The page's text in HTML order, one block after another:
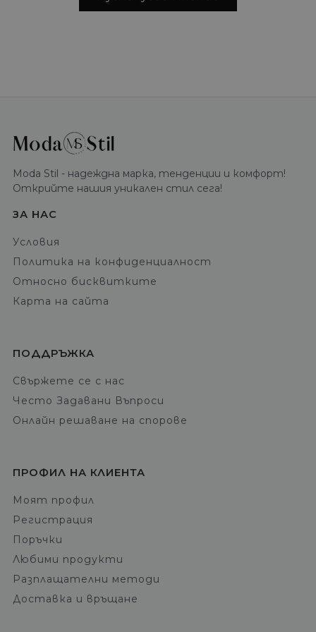
Moda Stil - надеждна марка, тенденции и комфорт!
Открийте нашия уникален стил сега!
ЗА НАС
Условия
Политика на конфиденциалност
Относно бисквитките
Карта на сайта
ПОДДРЪЖКА
Свържете се с нас
Често Задавани Въпроси
Онлайн решаване на спорове
ПРОФИЛ НА КЛИЕНТА
Моят профил
Регистрация
Поръчки
Любими продукти
Разплащателни методи
Доставка и връщане